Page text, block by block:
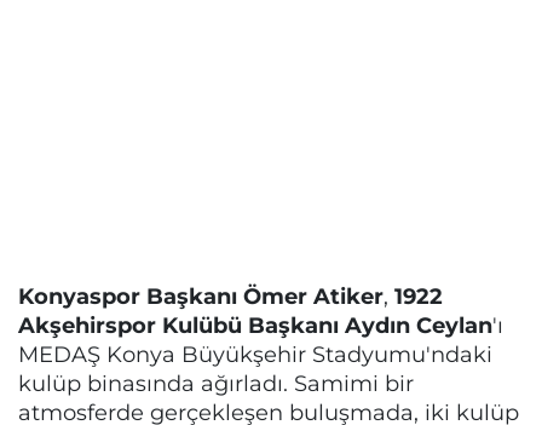
Konyaspor Başkanı Ömer Atiker, 1922
Akşehirspor Kulübü Başkanı Aydın Ceylan'ı
MEDAŞ Konya Büyükşehir Stadyumu'ndaki
kulüp binasında ağırladı. Samimi bir
atmosferde gerçekleşen buluşmada, iki kulüp